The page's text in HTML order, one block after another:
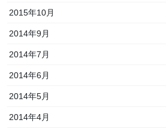
2015年10月
2014年9月
2014年7月
2014年6月
2014年5月
2014年4月